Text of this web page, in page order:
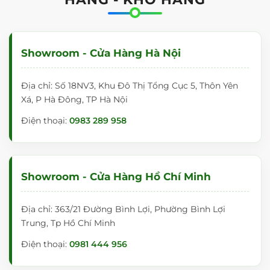
Ứng Dụng Đa Dạng Trong Mọi Môi Trường
Bảng từ xanh VADOTO được thiết kế để phục vụ đa
dạng đối tượng người dùng:
Tại các cấp học (Tiểu học, THCS, THPT, Đại
học):Là thiết bị giảng dạy chủ đạo, hỗ trợ giáo
Showroom - Cửa Hàng Hà Nội
Địa chỉ: Số 18NV3, Khu Đô Thị Tổng Cục 5, Thôn Yên
Xá, P Hà Đông, TP Hà Nội
Điện thoại: 0983 289 958
Showroom - Cửa Hàng Hồ Chí Minh
Địa chỉ: 363/21 Đường Bình Lợi, Phường Bình Lợi
Trung, Tp Hồ Chí Minh
Điện thoại: 0981 444 956